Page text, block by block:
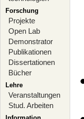
Forschung
Projekte
Open Lab
Demonstrator
Publikationen
Dissertationen
Bücher
Lehre
Veranstaltungen
Stud. Arbeiten